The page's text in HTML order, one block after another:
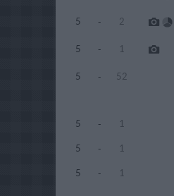
5 - 2
5 - 1
5 - 52
5 - 1
5 - 1
5 - 1